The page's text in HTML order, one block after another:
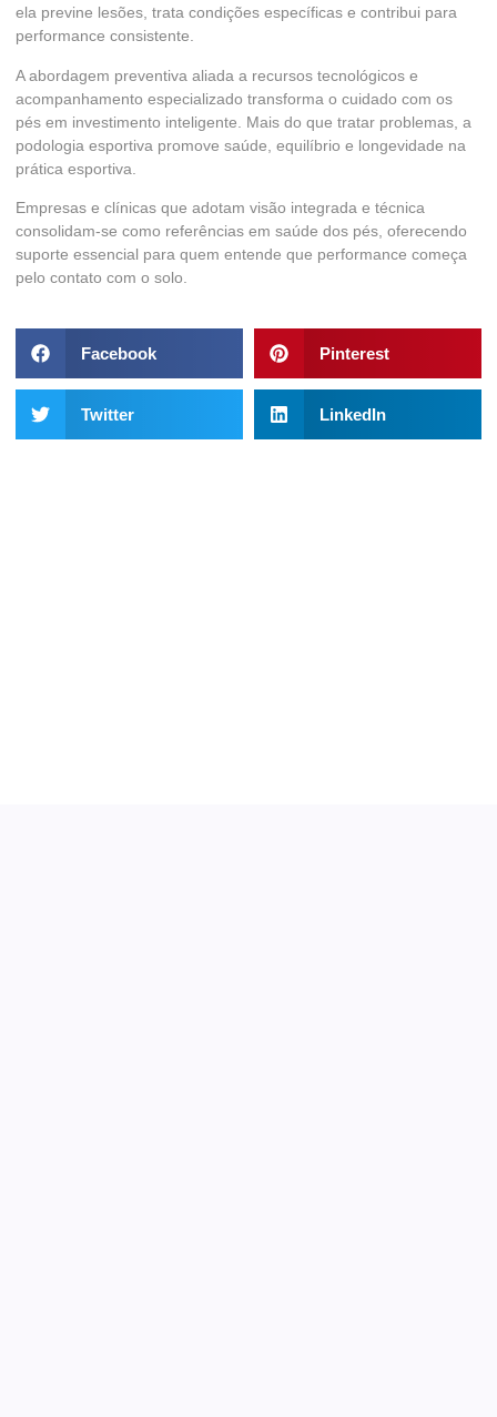
ela previne lesões, trata condições específicas e contribui para
performance consistente.
A abordagem preventiva aliada a recursos tecnológicos e
acompanhamento especializado transforma o cuidado com os
pés em investimento inteligente. Mais do que tratar problemas, a
podologia esportiva promove saúde, equilíbrio e longevidade na
prática esportiva.
Empresas e clínicas que adotam visão integrada e técnica
consolidam-se como referências em saúde dos pés, oferecendo
suporte essencial para quem entende que performance começa
pelo contato com o solo.
Facebook Pinterest
Twitter LinkedIn